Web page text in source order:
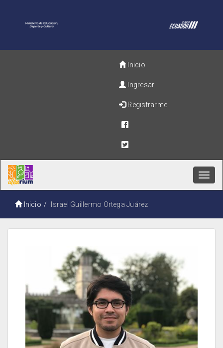
Inicio
Ingresar
Registrarme
Inicio Israel Guillermo Ortega Juárez